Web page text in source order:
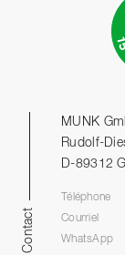
Contact
MUNK
Rudolf-
D-89312
Téléphone
Courriel
WhatsApp